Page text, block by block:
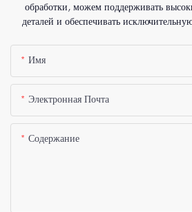
обработки, можем поддерживать
деталей и обеспечивать
Имя
Электронная Почта
Содержание